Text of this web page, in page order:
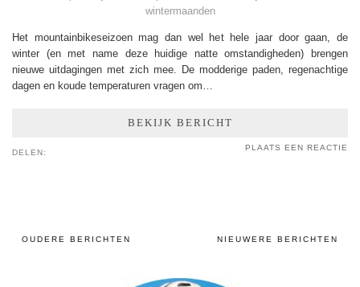
Het mountainbikeseizoen mag dan wel het hele jaar door gaan, de
winter (en met name deze huidige natte omstandigheden) brengen
nieuwe uitdagingen met zich mee. De modderige paden, regenachtige
dagen en koude temperaturen vragen om…
BEKIJK BERICHT
DELEN:
PLAATS EEN REACTIE
OUDERE BERICHTEN NIEUWERE BERICHTEN